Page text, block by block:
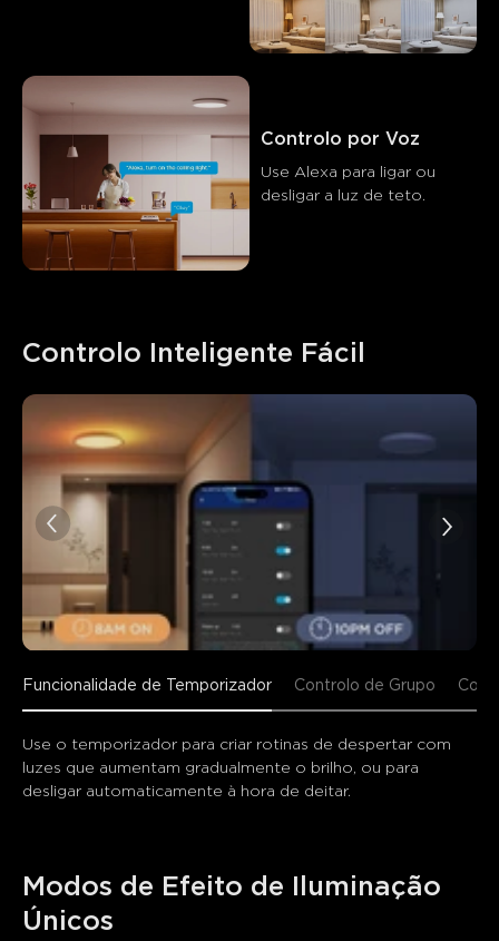
Controlo por Voz
Use Alexa para ligar ou
desligar a luz de teto.
Controlo Inteligente Fácil
Funcionalidade de Temporizador Controlo de Grupo
Use o temporizador para criar rotinas de despertar com
luzes que aumentam gradualmente o brilho, ou para
desligar automaticamente à hora de deitar.
Modos de Efeito de Iluminação
Únicos